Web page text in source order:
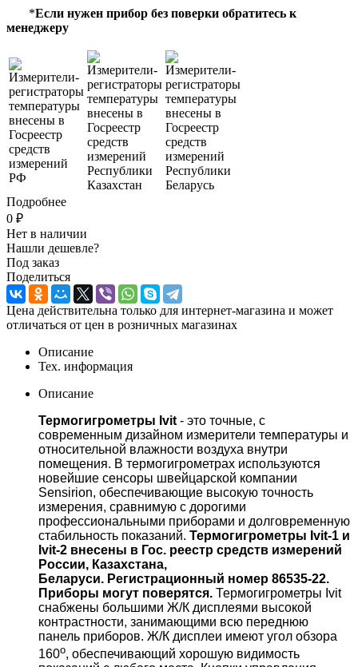
*Если нужен прибор без поверки обратитесь к
менеджеру
Подробнее
0 ₽
Нет в наличии
Нашли дешевле?
Под заказ
Поделиться
Цена действительна только для интернет-магазина и может
отличаться от цен в розничных магазинах
Описание
Тех. информация
Описание
Термогигрометры Ivit - это точные, с
современным дизайном измерители температуры и
относительной влажности воздуха внутри
помещения. В термогигрометрах используются
новейшие сенсоры швейцарской компании
Sensirion, обеспечивающие высокую точность
измерения, сравнимую с дорогими
профессиональными приборами и долговременную
стабильность показаний. Термогигрометры Ivit-1 и
Ivit-2 внесены в Гос. реестр средств измерений
России, Казахстана,
Беларуси. Регистрационный номер 86535-22.
Приборы могут поверятся. Термогигрометры Ivit
снабжены большими Ж/К дисплеями высокой
контрастности, занимающими всю переднюю
панель приборов. Ж/К дисплеи имеют угол обзора
160о, обеспечивающий хорошую видимость